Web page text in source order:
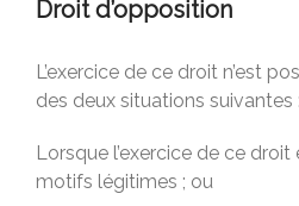
Droit d’opposition
L’exercice de ce droit n’est
des deux situations suivantes :
Lorsque l’exercice de ce
motifs légitimes ; ou